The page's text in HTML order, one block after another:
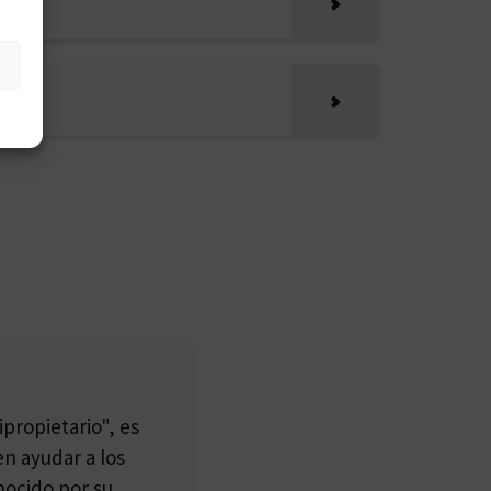
es
ayudar a los